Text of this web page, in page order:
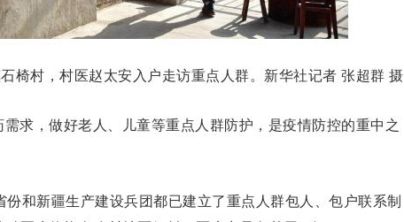
椅村，村医赵太安入户走访重点人群。新华社记者 张超群 摄
求，做好老人、儿童等重点人群防护，是疫情防控的重中之
和新疆生产建设兵团都已建立了重点人群包人、包户联系制